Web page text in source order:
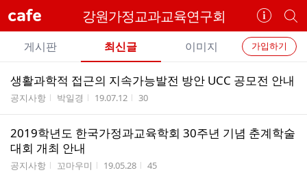
cafe 강원가정교과교육연구회
카
페
정
보
기
개
별
카
페
검
색
카
페
메
뉴
가입하기
게시판 최신글 이미지
전
체
글
리
생활과학적 접근의 지속가능발전 방안 UCC 공모전 안내
게시판명
공지사항 작성자
박일경 작성시간
19.07.12 조회수
30
2019학년도 한국가정과교육학회 30주년 기념 춘계학술
대회 개최 안내
게시판명
공지사항 작성자
꼬마우미 작성시간
19.05.28 조회수
45